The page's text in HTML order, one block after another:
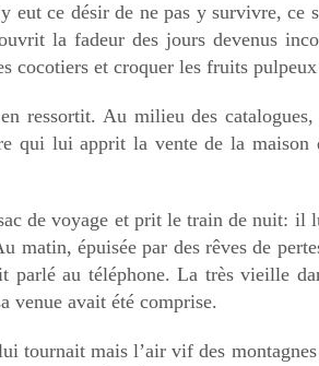
ce désir de ne pas y survivre, ce
la fadeur des jours devenus
cocotiers et croquer les fruits
ressortit. Au milieu des
qui lui apprit la vente de la maison
de voyage et prit le train de nuit: il
matin, épuisée par des rêves de
au téléphone. La très vieille
venue avait été comprise.
tournait mais l’air vif des